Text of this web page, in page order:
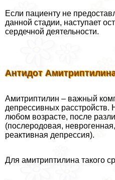
Если пациенту не
данной стадии, наступает
сердечной деятельности.
Антидот
Амитриптилин – важный
депрессивных расстройств.
любом возрасте, после
(послеродовая,
реактивная депрессия).
Для амитриптилина такого